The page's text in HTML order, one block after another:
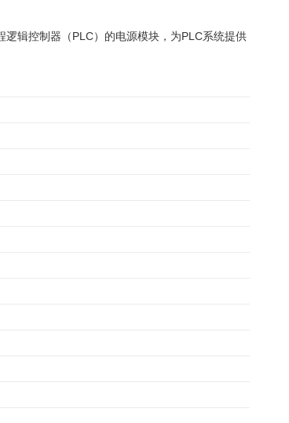
辑控制器（PLC）的电源模块，为PLC系统提供